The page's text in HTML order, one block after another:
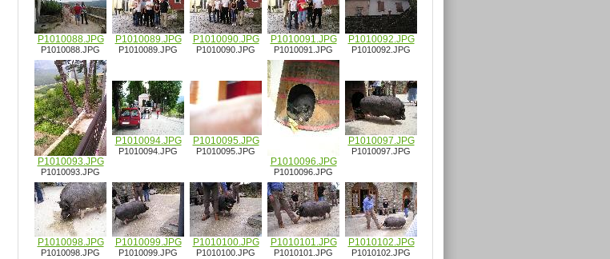
P1010088.JPG
P1010088.JPG
P1010089.JPG
P1010089.JPG
P1010090.JPG
P1010090.JPG
P1010091.JPG
P1010091.JPG
P1010092.JPG
P1010092.JPG
P1010093.JPG
P1010093.JPG
P1010094.JPG
P1010094.JPG
P1010095.JPG
P1010095.JPG
P1010096.JPG
P1010096.JPG
P1010097.JPG
P1010097.JPG
P1010098.JPG
P1010098.JPG
P1010099.JPG
P1010099.JPG
P1010100.JPG
P1010100.JPG
P1010101.JPG
P1010101.JPG
P1010102.JPG
P1010102.JPG